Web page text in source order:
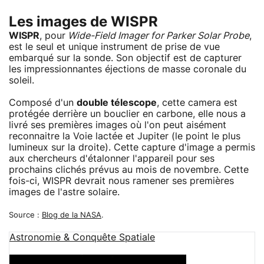
Les images de WISPR
WISPR, pour Wide-Field Imager for Parker Solar Probe,
est le seul et unique instrument de prise de vue
embarqué sur la sonde. Son objectif est de capturer
les impressionnantes éjections de masse coronale du
soleil.
Composé d'un double télescope, cette camera est
protégée derrière un bouclier en carbone, elle nous a
livré ses premières images où l'on peut aisément
reconnaitre la Voie lactée et Jupiter (le point le plus
lumineux sur la droite). Cette capture d'image a permis
aux chercheurs d'étalonner l'appareil pour ses
prochains clichés prévus au mois de novembre. Cette
fois-ci, WISPR devrait nous ramener ses premières
images de l'astre solaire.
Source : Blog de la NASA.
Astronomie & Conquête Spatiale